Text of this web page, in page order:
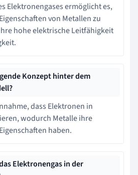
Elektronengases ermöglicht es,
von Metallen zu
hohe elektrische Leitfähigkeit
Konzept hinter dem
dass Elektronen in
wodurch Metalle ihre
haben.
Elektronengas in der